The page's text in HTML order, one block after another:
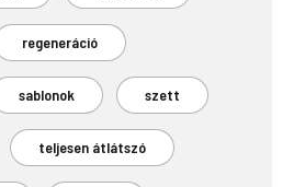
regeneráció
sablonok szett
teljesen átlátszó